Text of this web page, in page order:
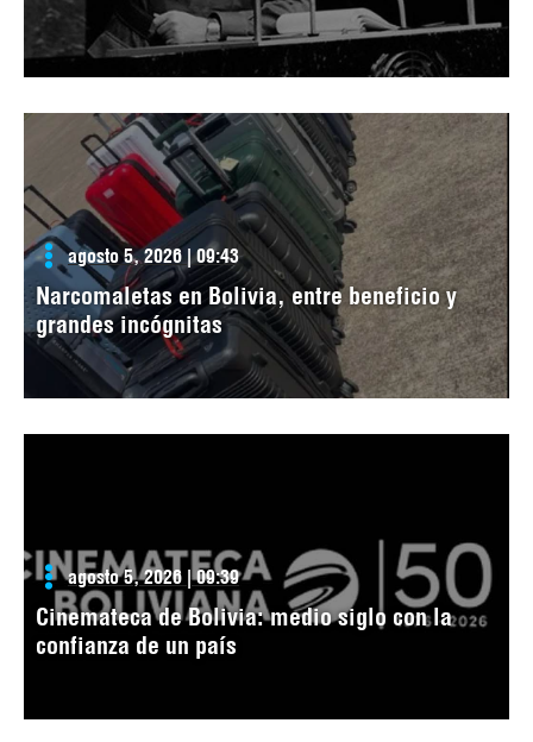
agosto 5, 2026 | 09:43
Narcomaletas en Bolivia, entre beneficio y
grandes incógnitas
agosto 5, 2026 | 09:39
Cinemateca de Bolivia: medio siglo con la
confianza de un país